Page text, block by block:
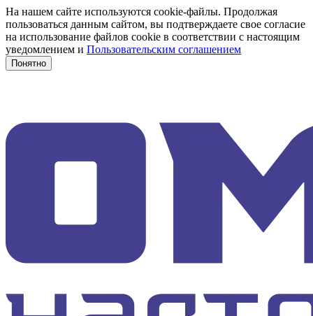
На нашем сайте используются cookie-файлы. Продолжая
пользоваться данным сайтом, вы подтверждаете свое согласие
на использование файлов cookie в соответствии с настоящим
уведомлением и Пользовательским соглашением
Понятно